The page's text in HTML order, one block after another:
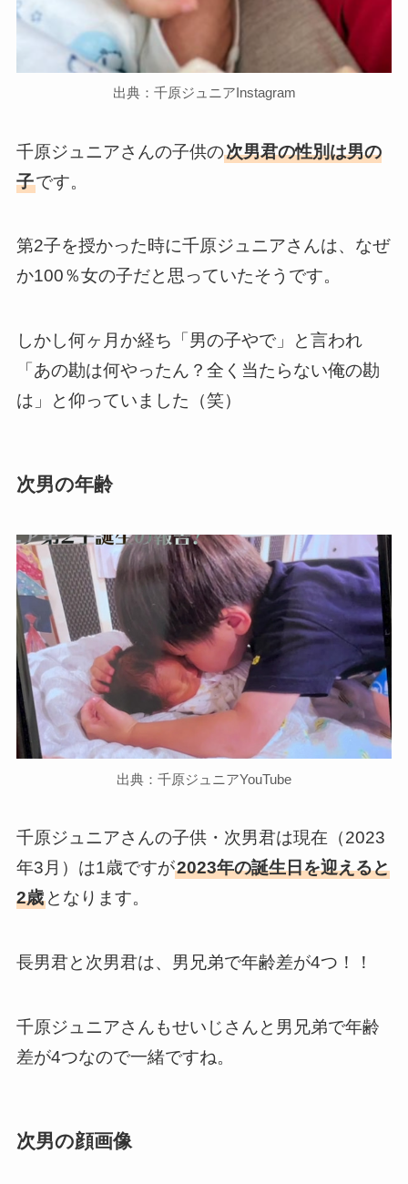
出典：千原ジュニアInstagram
千原ジュニアさんの子供の次男君の性別は男の
子です。
第2子を授かった時に千原ジュニアさんは、なぜ
か100％女の子だと思っていたそうです。
しかし何ヶ月か経ち「男の子やで」と言われ
「あの勘は何やったん？全く当たらない俺の勘
は」と仰っていました（笑）
次男の年齢
出典：千原ジュニアYouTube
千原ジュニアさんの子供・次男君は現在（2023
年3月）は1歳ですが2023年の誕生日を迎えると
2歳となります。
長男君と次男君は、男兄弟で年齢差が4つ！！
千原ジュニアさんもせいじさんと男兄弟で年齢
差が4つなので一緒ですね。
次男の顔画像